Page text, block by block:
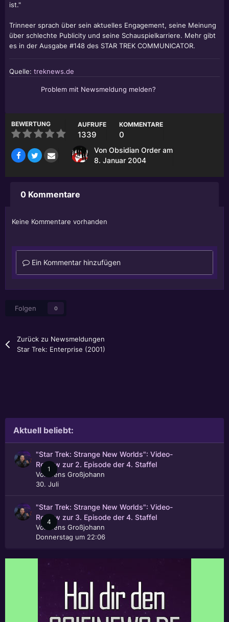
ist."
Trinneer sprach über sein aktuelles Engagement, seine Meinung
über schlechte Publicity und seine Schauspielkarriere. Mehr gibt
es in der Ausgabe #148 des STAR TREK COMMUNICATOR.
Quelle: treknews.de
Problem mit Newsmeldung melden?
BEWERTUNG AUFRUFE
1339
KOMMENTARE
0
Von Obsidian Order am
8. Januar 2004
0 Kommentare
Keine Kommentare vorhanden
Ein Kommentar hinzufügen
Folgen 0
Zurück zu Newsmeldungen
Star Trek: Enterprise (2001)
Aktuell beliebt:
1
"Star Trek: Strange New Worlds": Video-
Review zur 2. Episode der 4. Staffel
Von
Jens Großjohann
30. Juli
4
"Star Trek: Strange New Worlds": Video-
Review zur 3. Episode der 4. Staffel
Von
Jens Großjohann
Donnerstag um 22:06